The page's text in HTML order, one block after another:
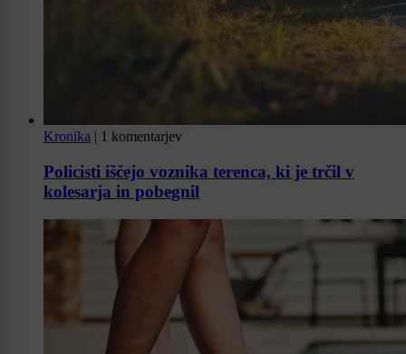
Kronika 1 komentarjev
Policisti iščejo voznika terenca, ki je trčil v
kolesarja in pobegnil